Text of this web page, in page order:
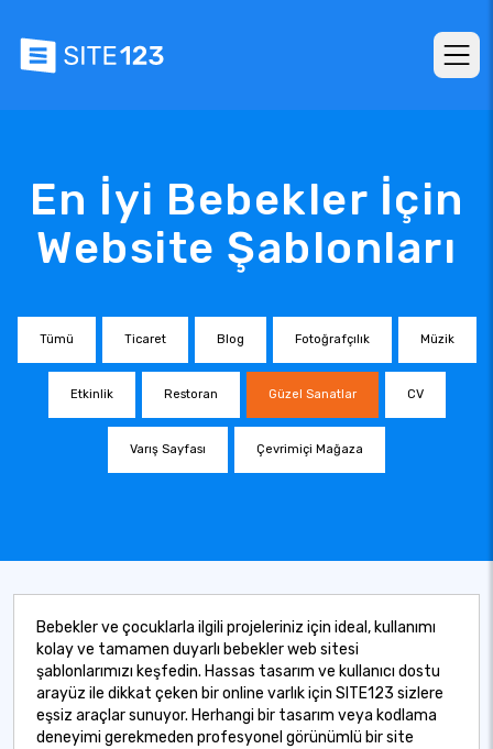
En İyi Bebekler İçin
Website Şablonları
Tümü Ticaret Blog Fotoğrafçılık Müzik
Etkinlik Restoran Güzel Sanatlar CV
Varış Sayfası Çevrimiçi Mağaza
Bebekler ve çocuklarla ilgili projeleriniz için ideal, kullanımı
kolay ve tamamen duyarlı bebekler web sitesi
şablonlarımızı keşfedin. Hassas tasarım ve kullanıcı dostu
arayüz ile dikkat çeken bir online varlık için SITE123 sizlere
eşsiz araçlar sunuyor. Herhangi bir tasarım veya kodlama
deneyimi gerekmeden profesyonel görünümlü bir site